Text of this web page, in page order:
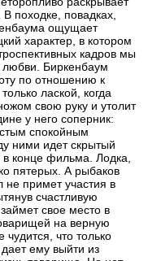
походке, повадках,
ощущает
характер, в котором
кадров мы
любви. Биркенбаум
по отношению к
лаской, когда
свою руку и утолит
у него соперник:
спокойным
ними идет скрытый
в конце фильма. Лодка,
пятерых. А рыбаков
не примет участия в
счастливую
свое место в
на верную
что только
ему выйти из